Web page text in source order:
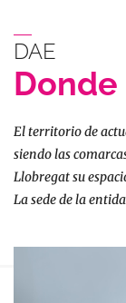
DAE
El territorio de
siendo las
Llobregat su
La sede de la